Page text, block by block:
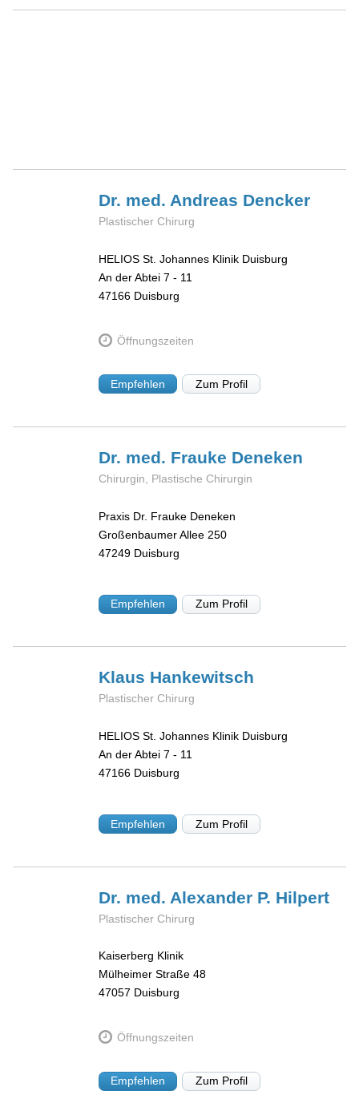
Dr. med. Andreas Dencker
Plastischer Chirurg
HELIOS St. Johannes Klinik Duisburg
An der Abtei 7 - 11
47166 Duisburg
Öffnungszeiten
Empfehlen Zum Profil
Dr. med. Frauke Deneken
Chirurgin, Plastische Chirurgin
Praxis Dr. Frauke Deneken
Großenbaumer Allee 250
47249 Duisburg
Empfehlen Zum Profil
Klaus Hankewitsch
Plastischer Chirurg
HELIOS St. Johannes Klinik Duisburg
An der Abtei 7 - 11
47166 Duisburg
Empfehlen Zum Profil
Dr. med. Alexander P. Hilpert
Plastischer Chirurg
Kaiserberg Klinik
Mülheimer Straße 48
47057 Duisburg
Öffnungszeiten
Empfehlen Zum Profil